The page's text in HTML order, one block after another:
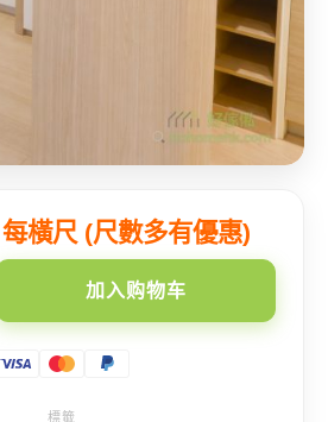
橫尺 (尺數多有優惠)
加入购物车